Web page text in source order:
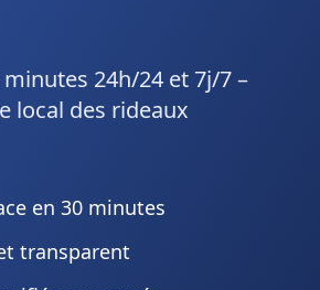
24h/24 et 7j/7 –
local des rideaux
en 30 minutes
transparent